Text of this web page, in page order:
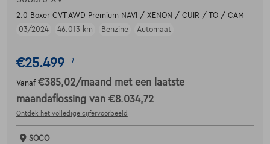
2.0 Boxer CVT AWD Premium NAVI / XENON / CUIR / TO / CAM
03/2024
46.013 km Benzine Automaat
€25.499 1
Vanaf €385,02/maand met een laatste
maandaflossing van €8.034,72
Ontdek het volledige cijfervoorbeeld
SOCO